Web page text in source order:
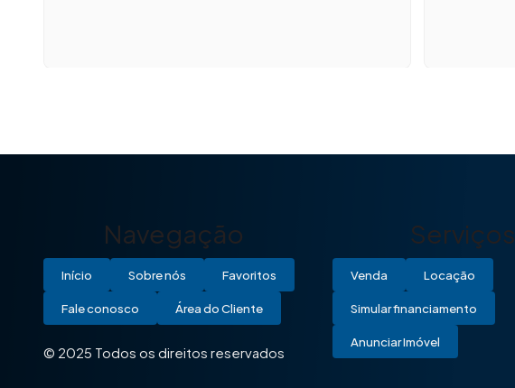
Navegação
Início Sobre nós Favoritos
Fale conosco Área do Cliente
© 2025 Todos os direitos reservados
Serviços
Venda Locação
Simular financiamento
Anunciar Imóvel